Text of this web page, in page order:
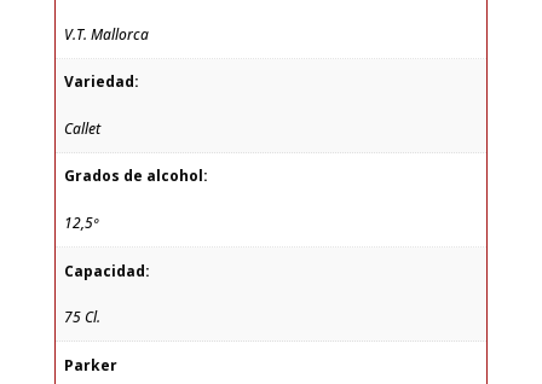
V.T. Mallorca
Variedad:
Callet
Grados de alcohol:
12,5º
Capacidad:
75 Cl.
Parker